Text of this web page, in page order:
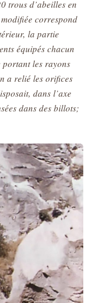
trous d’abeilles en
correspond
la partie
équipés chacun
portant les rayons
a relié les orifices
dans l’axe
dans des billots;